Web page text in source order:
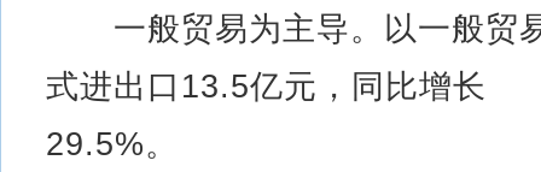
一般贸易为主导。以一般贸
式进出口13.5亿元，同比增长
29.5%。